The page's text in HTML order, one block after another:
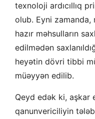
texnoloji ardıcıllıq
olub. Eyni zamanda,
hazır məhsulların
edilmədən
heyətin dövri tibbi
müəyyən edilib.
Qeyd edək ki, aşkar
qanunvericiliyin